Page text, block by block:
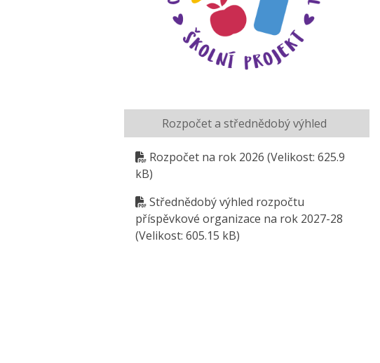
Rozpočet a střednědobý výhled
Rozpočet na rok 2026 (Velikost: 625.9
kB)
Střednědobý výhled rozpočtu
příspěvkové organizace na rok 2027-28
(Velikost: 605.15 kB)